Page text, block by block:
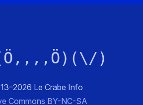
)
Le Crabe Info
Commons BY-NC-SA